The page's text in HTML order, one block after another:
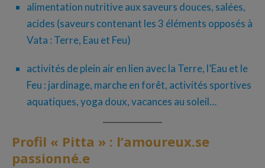
alimentation nutritive aux saveurs douces, salées,
acides (saveurs contenant les 3 éléments opposés à
Vata : Terre, Eau et Feu)
activités de plein air en lien avec la Terre, l’Eau et le
Feu : jardinage, marche en forêt, activités sportives
aquatiques, yoga doux, vacances au soleil…
Profil « Pitta » : l’amoureux.se
passionné.e